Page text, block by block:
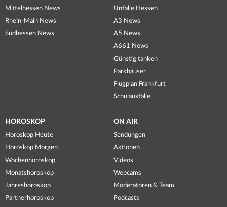
Mittelhessen News
Rhein-Main News
Südhessen News
Unfälle Hessen
A3 News
A5 News
A661 News
Günstig tanken
Parkhäuser
Flugplan Frankfurt
Schulausfälle
HOROSKOP
Horoskop Heute
Horoskop Morgen
Wochenhoroskop
Monatshoroskop
Jahreshoroskop
Partnerhoroskop
ON AIR
Sendungen
Aktionen
Videos
Webcams
Moderatoren & Team
Podcasts